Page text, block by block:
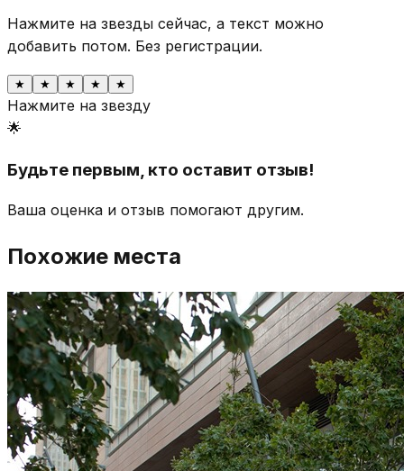
Нажмите на звезды сейчас, а текст можно
добавить потом. Без регистрации.
★ ★ ★ ★ ★
Нажмите на звезду
🌟
Будьте первым, кто оставит отзыв!
Ваша оценка и отзыв помогают другим.
Похожие места